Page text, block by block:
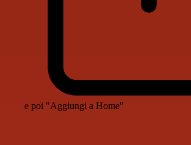
e poi "Aggiungi a Home"